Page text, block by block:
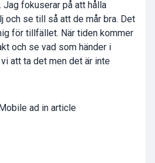
Jag fokuserar på att hålla
och se till så att de mår bra. Det
för tillfället. När tiden kommer
och se vad som händer i
att ta det men det är inte
ad in article